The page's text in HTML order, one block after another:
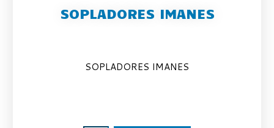
SOPLADORES IMANES
SOPLADORES IMANES